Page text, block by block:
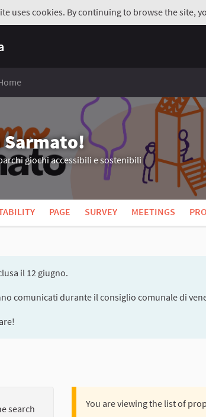
uses cookies. By continuing to browse the site,
Sarmato!
giochi accessibili e sostenibili
PAGE SURVEY MEETINGS
il 12 giugno.
comunicati durante il consiglio comunale di
search
You are viewing the list of